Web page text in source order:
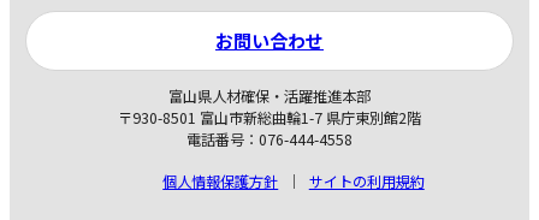
富山県人材確保・活躍推進本部
〒930-8501 富山市新総曲輪1-7 県庁東別館2階
電話番号：076-444-4558
個人情報保護方針
サイトの利用規約
お問い合わせ